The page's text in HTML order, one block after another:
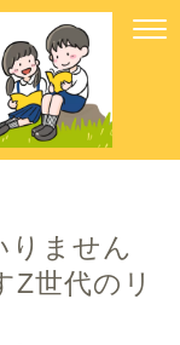
りません
Z世代のリ